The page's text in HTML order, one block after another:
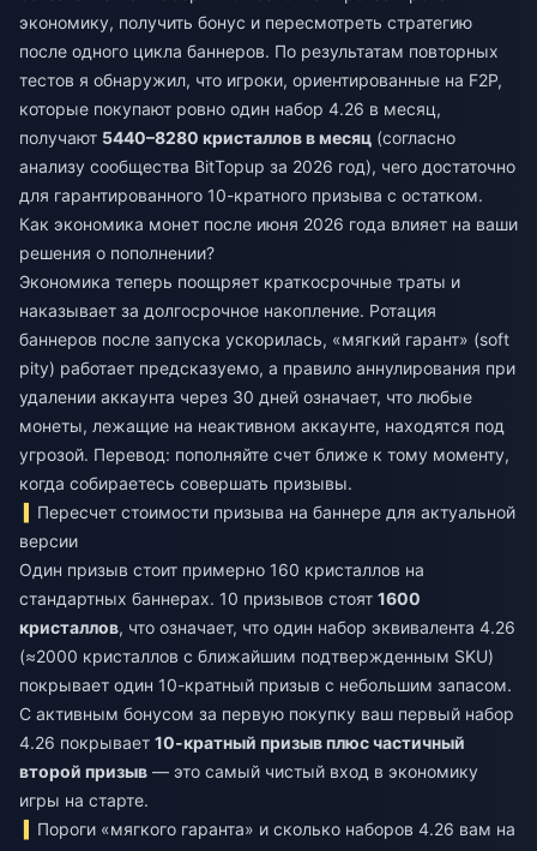
экономику, получить бонус и пересмотреть стратегию
после одного цикла баннеров. По результатам повторных
тестов я обнаружил, что игроки, ориентированные на F2P,
которые покупают ровно один набор 4.26 в месяц,
получают 5440–8280 кристаллов в месяц (согласно
анализу сообщества BitTopup за 2026 год), чего достаточно
для гарантированного 10-кратного призыва с остатком.
Как экономика монет после июня 2026 года влияет на ваши
решения о пополнении?
Экономика теперь поощряет краткосрочные траты и
наказывает за долгосрочное накопление. Ротация
баннеров после запуска ускорилась, «мягкий гарант» (soft
pity) работает предсказуемо, а правило аннулирования при
удалении аккаунта через 30 дней означает, что любые
монеты, лежащие на неактивном аккаунте, находятся под
угрозой. Перевод: пополняйте счет ближе к тому моменту,
когда собираетесь совершать призывы.
Пересчет стоимости призыва на баннере для актуальной
версии
Один призыв стоит примерно 160 кристаллов на
стандартных баннерах. 10 призывов стоят 1600
кристаллов, что означает, что один набор эквивалента 4.26
(≈2000 кристаллов с ближайшим подтвержденным SKU)
покрывает один 10-кратный призыв с небольшим запасом.
С активным бонусом за первую покупку ваш первый набор
4.26 покрывает 10-кратный призыв плюс частичный
второй призыв — это самый чистый вход в экономику
игры на старте.
Пороги «мягкого гаранта» и сколько наборов 4.26 вам на